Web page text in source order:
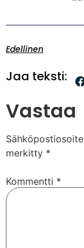
Edellinen
Jaa teksti:
Vastaa
merkitty *
Kommentti *